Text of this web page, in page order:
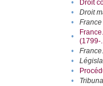
• Droit
•
Droit
•
France
•
(1799-
•
•
•
•